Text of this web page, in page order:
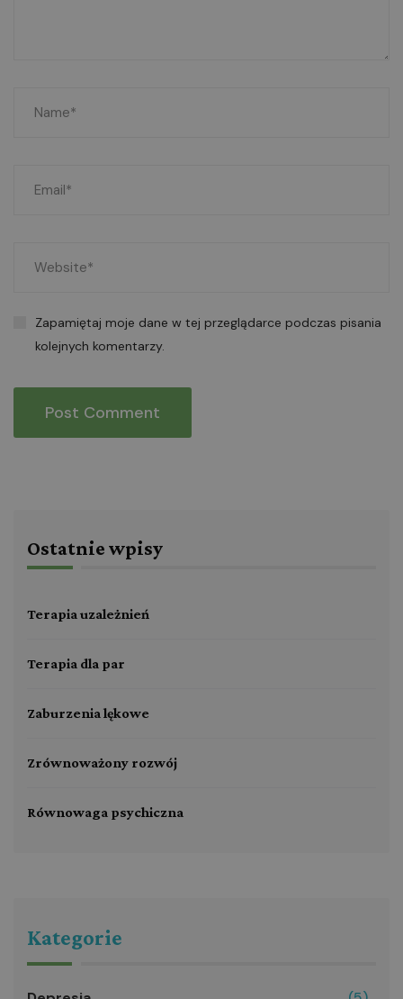
Zapamiętaj moje dane w tej przeglądarce podczas pisania
kolejnych komentarzy.
Ostatnie wpisy
Terapia uzależnień
Terapia dla par
Zaburzenia lękowe
Zrównoważony rozwój
Równowaga psychiczna
Kategorie